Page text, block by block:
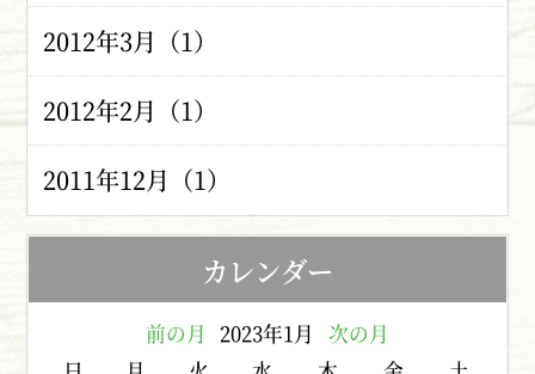
2012年3月（1）
2012年2月（1）
2011年12月（1）
カレンダー
前の月 2023年1月
次の月